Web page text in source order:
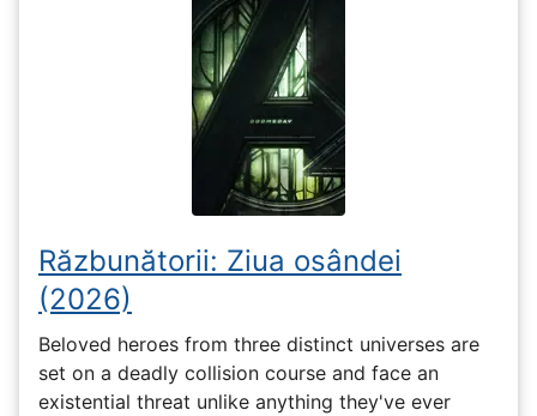
Răzbunătorii: Ziua osândei
(2026)
Beloved heroes from three distinct universes are
set on a deadly collision course and face an
existential threat unlike anything they've ever